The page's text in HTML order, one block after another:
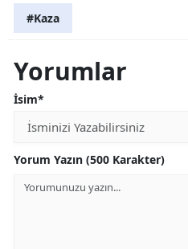
#Kaza
Yorumlar
İsim*
Yorum Yazın (500 Karakter)